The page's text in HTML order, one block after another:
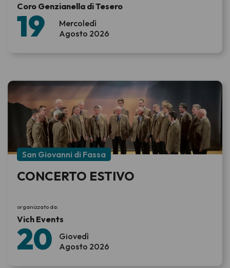
Mercoledì
19 Agosto 2026
Coro Genzianella di Tesero
Giovedì
20 Agosto 2026
San Giovanni di Fassa
CONCERTO ESTIVO
organizzato da:
Vich Events